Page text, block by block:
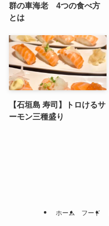
群の車海老 4つの食べ方
とは
【石垣島 寿司】トロけるサ
ーモン三種盛り
ホーム フード